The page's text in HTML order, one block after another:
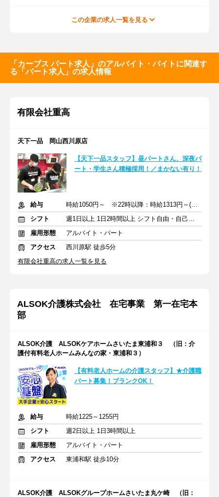
この企業の求人一覧を見る
「カーブス パート求人」のアルバイト・バイトに関連す
る「パート求人」の求人情報
有限会社重高
天下一品 岡山西川原店
【天下一品スタッフ】昼パートさん、深夜パ
ート・学生さん積極採用！／まかない有り！
給与
時給1050円～ ※22時以降：時給1313円～(深夜手当含む)
シフト
週1日以上 1日2時間以上 シフト自由・自己申告
雇用形態
アルバイト・パート
アクセス
西川原駅 徒歩5分
有限会社重高の求人一覧を見る
ALSOK介護株式会社 在宅事業 第一在宅本
部
ALSOK介護 ALSOKケアホームさいたま東浦和３ （旧：介
護付有料老人ホームみんなの家・東浦和３）
【有料老人ホームの介護スタッフ】★介護職
パート募集！ブランクOK！
給与
時給1225～1255円
シフト
週2日以上 1日3時間以上
雇用形態
アルバイト・パート
アクセス
東浦和駅 徒歩10分
ALSOK介護 ALSOKグループホームさいたま丸ケ崎 （旧：